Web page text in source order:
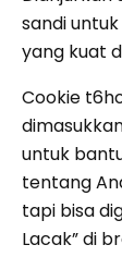
sandi
yang kuat
Cookie
untuk
tentang
tapi bisa
Lacak” di